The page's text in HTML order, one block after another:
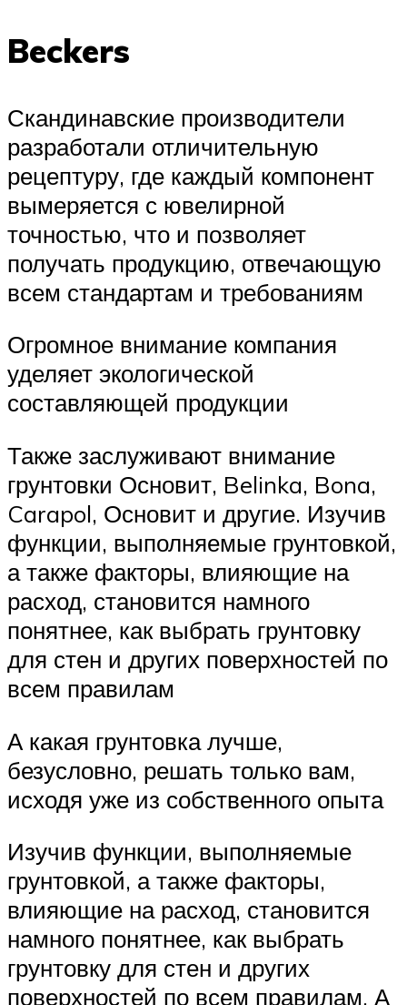
Beckers
Скандинавские производители
разработали отличительную
рецептуру, где каждый компонент
вымеряется с ювелирной
точностью, что и позволяет
получать продукцию, отвечающую
всем стандартам и требованиям
Огромное внимание компания
уделяет экологической
составляющей продукции
Также заслуживают внимание
грунтовки Основит, Belinka, Bona,
Carapol, Основит и другие. Изучив
функции, выполняемые грунтовкой,
а также факторы, влияющие на
расход, становится намного
понятнее, как выбрать грунтовку
для стен и других поверхностей по
всем правилам
А какая грунтовка лучше,
безусловно, решать только вам,
исходя уже из собственного опыта
Изучив функции, выполняемые
грунтовкой, а также факторы,
влияющие на расход, становится
намного понятнее, как выбрать
грунтовку для стен и других
поверхностей по всем правилам. А